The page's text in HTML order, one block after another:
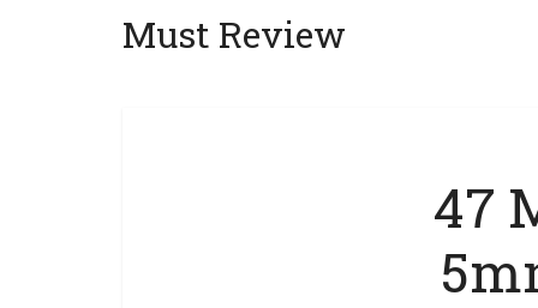
Must Review
47